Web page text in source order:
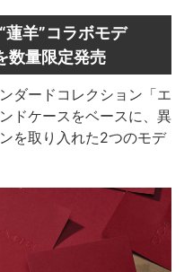
蓮羊”コラボモデ
数量限定発売
ダードコレクション「エ
ドケースをベースに、異
を取り入れた2つのモデ